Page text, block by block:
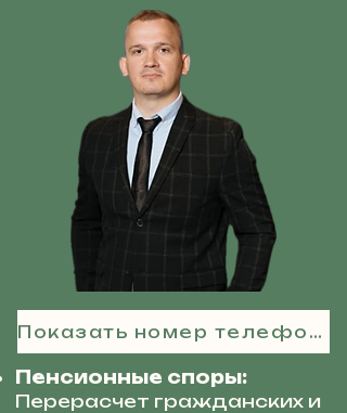
Показать номер телефона
Пенсионные споры:
Перерасчет гражданских и